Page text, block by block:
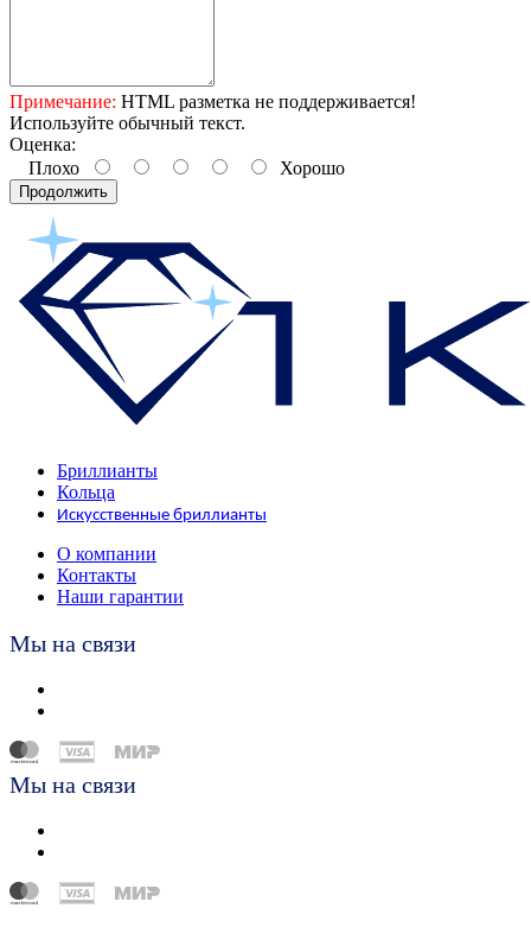
Примечание: HTML разметка не поддерживается!
Используйте обычный текст.
Оценка:
Плохо
Хорошо
Продолжить
Бриллианты
Кольца
Искусственные бриллианты
О компании
Контакты
Наши гарантии
Мы на связи
Мы на связи